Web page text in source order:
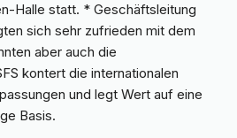
Halle statt. * Geschäftsleitung
sich sehr zufrieden mit dem
aber auch die
kontert die internationalen
und legt Wert auf eine
Basis.